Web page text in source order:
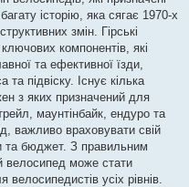
історію, яка сягає 1970-х
змін. Гірські
компонентів, які
та ефективної їзди,
підвіску. Існує кілька
з яких призначений для
маунтінбайк, ендуро та
важливо враховувати свій
та бюджет. З правильним
велосипед може стати
усіх рівнів.